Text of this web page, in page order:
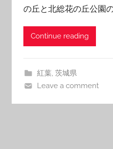
の丘と北総花の丘公園
Continue reading
紅葉, 茨城県
Leave a comment